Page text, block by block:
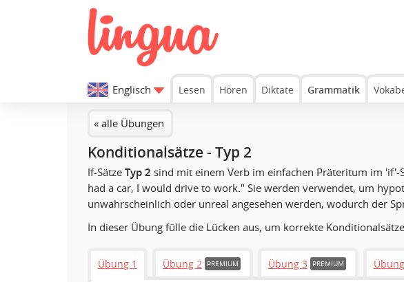
Englisch Lesen Hören Diktate Grammatik
« alle Übungen
Konditionalsätze - Typ 2
If-Sätze Typ 2 sind mit einem Verb im einfachen Präteritum im
had a car, I would drive to work." Sie werden verwendet, um
unwahrscheinlich oder unreal angesehen werden, wodurch der
In dieser Übung fülle die Lücken aus, um korrekte
Übung 1 Übung 2 PREMIUM Übung 3 PREMIUM